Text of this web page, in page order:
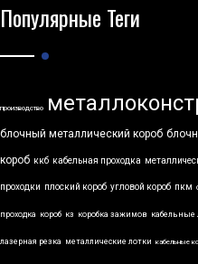
Популярные Теги
производство
блочный металлический короб
короб ккб кабельная проходка
проходки плоский короб угловой короб пкм
проходка короб кз коробка зажимов кабельные
лазерная резка металлические лотки кабельные